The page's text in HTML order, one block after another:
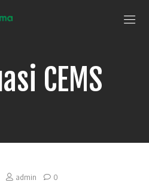
CEMS
admin 0